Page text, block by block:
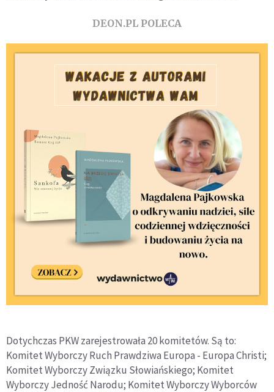
DEON.PL POLECA
Dotychczas PKW zarejestrowała 20 komitetów. Są to:
Komitet Wyborczy Ruch Prawdziwa Europa - Europa Christi;
Komitet Wyborczy Związku Słowiańskiego; Komitet
Wyborczy Jedność Narodu; Komitet Wyborczy Wyborców